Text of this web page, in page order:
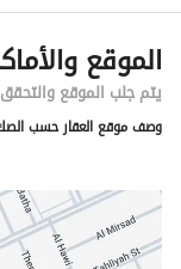
الموقع
يتم جلب الموقع
وصف موقع العقار حسب